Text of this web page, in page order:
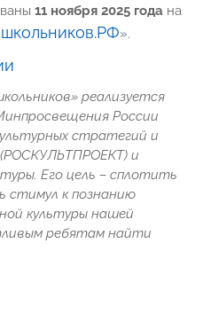
11 ноября 2025 года на
».
реализуется
России
стратегий и
(РОСКУЛЬТПРОЕКТ) и
Его цель – сплотить
стимул к познанию
культуры нашей
ребятам найти